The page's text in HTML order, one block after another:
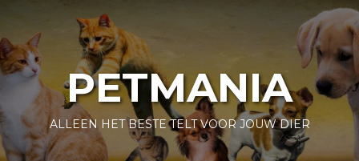
content
PETMANIA
ALLEEN HET BESTE TELT VOOR JOUW DIER